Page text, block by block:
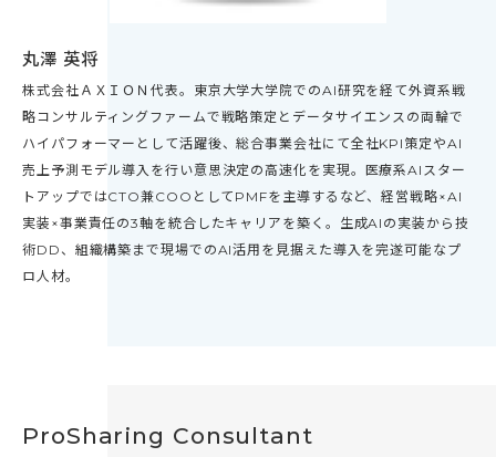
丸澤 英将
株式会社ＡＸＩＯＮ代表。東京大学大学院でのAI研究を経て外資系戦
略コンサルティングファームで戦略策定とデータサイエンスの両輪で
ハイパフォーマーとして活躍後、総合事業会社にて全社KPI策定やAI
売上予測モデル導入を行い意思決定の高速化を実現。医療系AIスター
トアップではCTO兼COOとしてPMFを主導するなど、経営戦略×AI
実装×事業責任の3軸を統合したキャリアを築く。生成AIの実装から技
術DD、組織構築まで現場でのAI活用を見据えた導入を完遂可能なプ
ロ人材。
ProSharing Consultant